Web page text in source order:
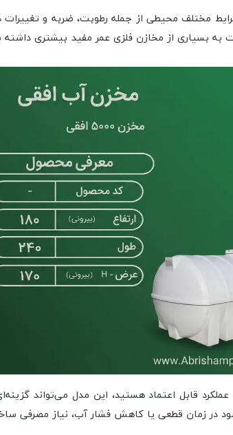
مختلف محیطی از جمله رطوبت، ضربه و
از مخازن فلزی عمر مفید بیشتری داشته
زمان قطعی یا کاهش فشار آب، نیاز مصرفی